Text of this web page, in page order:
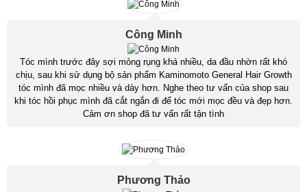
Công Minh
Tóc mình trước đây sợi mỏng rụng khá nhiều, da đầu nhờn rất khó
chịu, sau khi sử dụng bộ sản phẩm Kaminomoto General Hair Growth
tóc mình đã mọc nhiều và dày hơn. Nghe theo tư vấn của shop sau
khi tóc hồi phục mình đã cắt ngắn đi để tóc mới mọc đều và đẹp hơn.
Cảm ơn shop đã tư vấn rất tận tình
Phương Thảo